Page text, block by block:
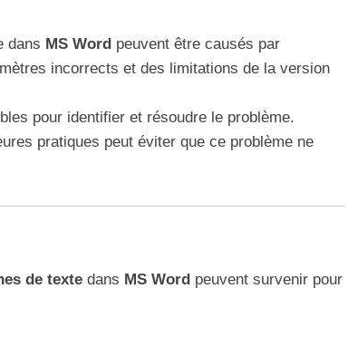
dans MS Word peuvent être causés par
incorrects et des limitations de la version
pour identifier et résoudre le problème.
pratiques peut éviter que ce problème ne
de texte dans MS Word peuvent survenir pour